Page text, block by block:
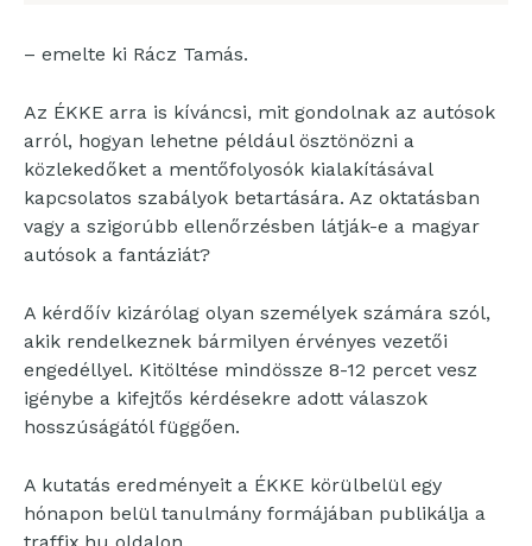
– emelte ki Rácz Tamás.
Az ÉKKE arra is kíváncsi, mit gondolnak az autósok
arról, hogyan lehetne például ösztönözni a
közlekedőket a mentőfolyosók kialakításával
kapcsolatos szabályok betartására. Az oktatásban
vagy a szigorúbb ellenőrzésben látják-e a magyar
autósok a fantáziát?
A kérdőív kizárólag olyan személyek számára szól,
akik rendelkeznek bármilyen érvényes vezetői
engedéllyel. Kitöltése mindössze 8-12 percet vesz
igénybe a kifejtős kérdésekre adott válaszok
hosszúságától függően.
A kutatás eredményeit a ÉKKE körülbelül egy
hónapon belül tanulmány formájában publikálja a